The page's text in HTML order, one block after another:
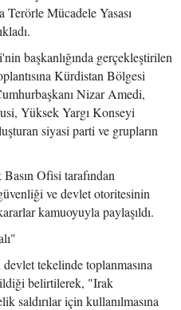
Terörle Mücadele Yasası
başkanlığında gerçekleştirilen
Kürdistan Bölgesi
Nizar Amedi,
Yüksek Yargı Konseyi
siyasi parti ve grupların
Basın Ofisi tarafından
ve devlet otoritesinin
kamuoyuyla paylaşıldı.
tekelinde toplanmasına
belirtilerek, "Irak
saldırılar için kullanılmasına